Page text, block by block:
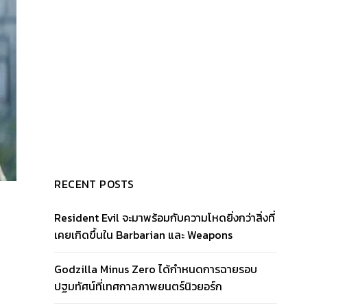
RECENT POSTS
Resident Evil จะมาพร้อมกับความโหดยิ่งกว่าสิ่งที่
เคยเกิดขึ้นใน Barbarian และ Weapons
Godzilla Minus Zero ได้กำหนดการฉายรอบ
ปฐมทัศน์ที่เทศกาลภาพยนตร์นิวยอร์ก